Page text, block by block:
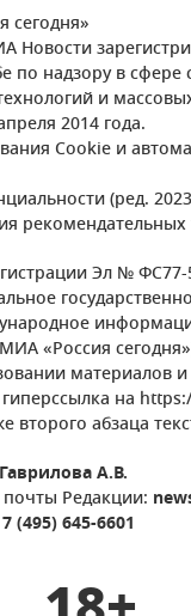
сегодня»
Новости
по надзору в сфере
и
2014 года.
Cookie и
(ред.
рекомендательных
Эл № ФС77-
«Россия
материалов и
на
второго абзаца
Гаврилова А.В.
Редакции:
7 (495) 645-6601